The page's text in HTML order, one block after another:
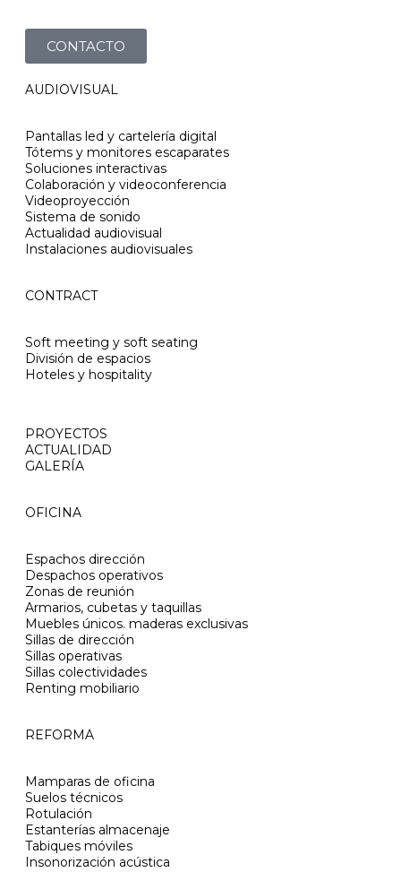
CONTACTO
AUDIOVISUAL
Pantallas led y cartelería digital
Tótems y monitores escaparates
Soluciones interactivas
Colaboración y videoconferencia
Videoproyección
Sistema de sonido
Actualidad audiovisual
Instalaciones audiovisuales
CONTRACT
Soft meeting y soft seating
División de espacios
Hoteles y hospitality
PROYECTOS
ACTUALIDAD
GALERÍA
OFICINA
Espachos dirección
Despachos operativos
Zonas de reunión
Armarios, cubetas y taquillas
Muebles únicos. maderas exclusivas
Sillas de dirección
Sillas operativas
Sillas colectividades
Renting mobiliario
REFORMA
Mamparas de oficina
Suelos técnicos
Rotulación
Estanterías almacenaje
Tabiques móviles
Insonorización acústica